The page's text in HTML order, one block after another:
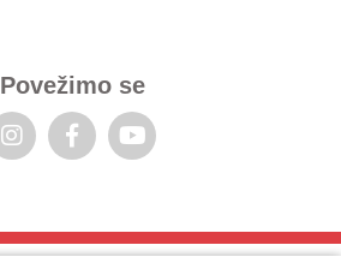
Povežimo se